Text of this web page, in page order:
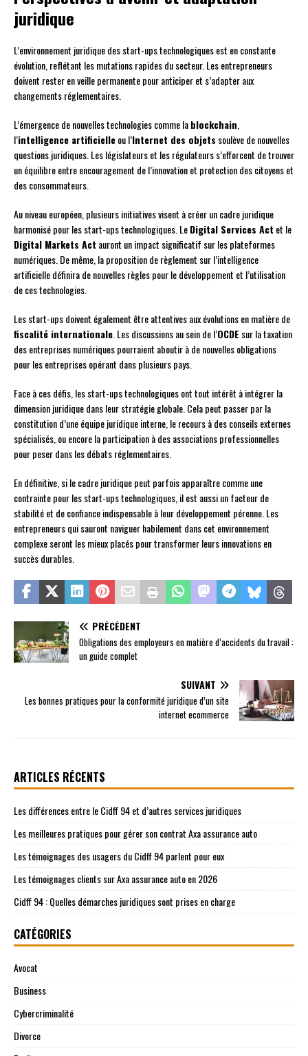
juridique
L’environnement juridique des start-ups technologiques est en constante
évolution, reflétant les mutations rapides du secteur. Les entrepreneurs
doivent rester en veille permanente pour anticiper et s’adapter aux
changements réglementaires.
L’émergence de nouvelles technologies comme lablockchain,
l’intelligence artificielleou l’Internet des objets soulève de nouvelles
questions juridiques. Les législateurs et les régulateurs s’efforcent de trouver
un équilibre entre encouragement de l’innovation et protection des citoyens et
des consommateurs.
Au niveau européen, plusieurs initiatives visent à créer un cadre juridique
harmonisé pour les start-ups technologiques. LeDigital Services Act et le
Digital Markets Act auront un impact significatif sur les plateformes
numériques. De même, la proposition de règlement sur l’intelligence
artificielle définira de nouvelles règles pour le développement et l’utilisation
de ces technologies.
Les start-ups doivent également être attentives aux évolutions en matière de
fiscalité internationale. Les discussions au sein de l’OCDE sur la taxation
des entreprises numériques pourraient aboutir à de nouvelles obligations
pour les entreprises opérant dans plusieurs pays.
Face à ces défis, les start-ups technologiques ont tout intérêt à intégrer la
dimension juridique dans leur stratégie globale. Cela peut passer par la
constitution d’une équipe juridique interne, le recours à des conseils externes
spécialisés, ou encore la participation à des associations professionnelles
pour peser dans les débats réglementaires.
En définitive, si le cadre juridique peut parfois apparaître comme une
contrainte pour les start-ups technologiques, il est aussi un facteur de
stabilité et de confiance indispensable à leur développement pérenne. Les
entrepreneurs qui sauront naviguer habilement dans cet environnement
complexe seront les mieux placés pour transformer leurs innovations en
succès durables.
PRÉCÉDENT
Obligations des employeurs en matière d’accidents du travail :
un guide complet
SUIVANT
Les bonnes pratiques pour la conformité juridique d’un site
internet ecommerce
ARTICLES RÉCENTS
Les différences entre le Cidff 94 et d’autres services juridiques
Les meilleures pratiques pour gérer son contrat Axa assurance auto
Les témoignages des usagers du Cidff 94 parlent pour eux
Les témoignages clients sur Axa assurance auto en 2026
Cidff 94 : Quelles démarches juridiques sont prises en charge
CATÉGORIES
Avocat
Business
Cybercriminalité
Divorce